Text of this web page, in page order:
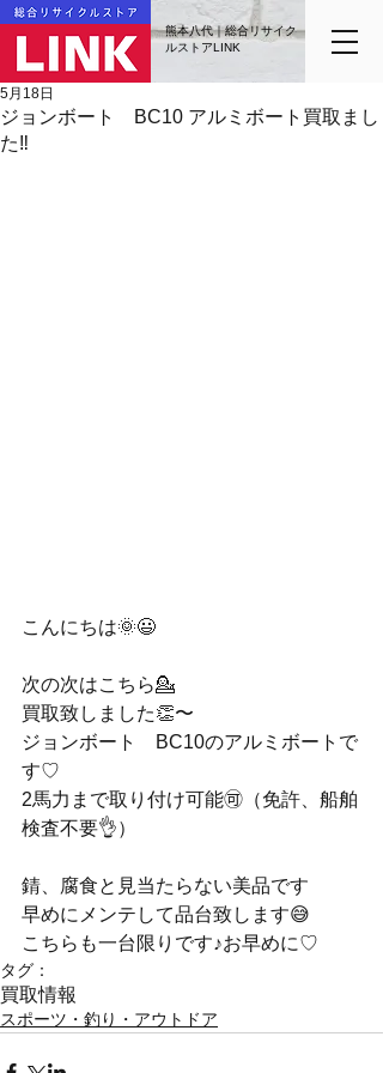
熊本八代｜総合リサイク
ルストアLINK
ジョンボート BC10 アルミボート買取まし
た‼️
5月18日
こんにちは🌞😃
次の次はこちら💁
買取致しました👏〜
ジョンボート　BC10のアルミボートで
す♡
2馬力まで取り付け可能🉑（免許、船舶
検査不要👌）
錆、腐食と見当たらない美品です
早めにメンテして品台致します😅
こちらも一台限りです♪お早めに♡
タグ：
買取情報
スポーツ・釣り・アウトドア